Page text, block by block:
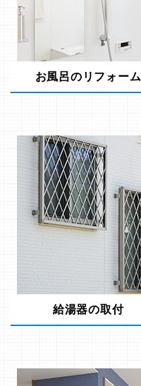
お風呂のリフォーム
給湯器の取付